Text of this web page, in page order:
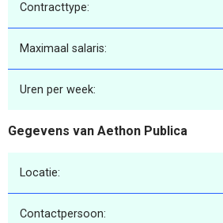
Contracttype:
Maximaal salaris:
Uren per week:
Gegevens van Aethon Publica
Locatie:
Contactpersoon: